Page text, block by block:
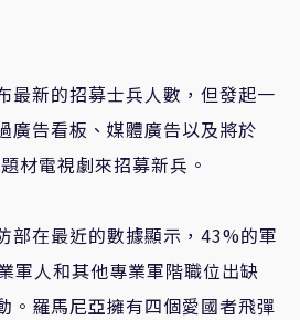
最新的招募士兵人數，但發起一
廣告看板、媒體廣告以及將於
材電視劇來招募新兵。
部在最近的數據顯示，43%的軍
軍人和其他專業軍階職位出缺
。羅馬尼亞擁有四個愛國者飛彈